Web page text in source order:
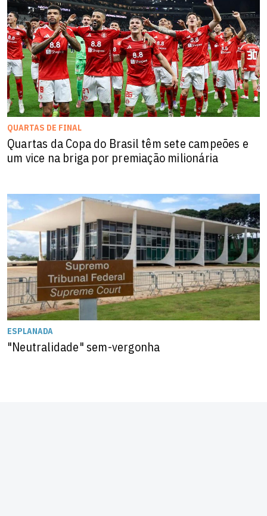
QUARTAS DE FINAL
Quartas da Copa do Brasil têm sete campeões e
um vice na briga por premiação milionária
ESPLANADA
"Neutralidade" sem-vergonha